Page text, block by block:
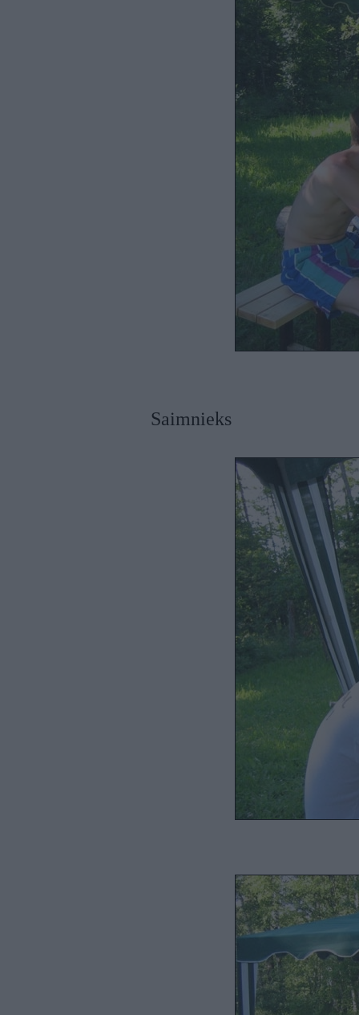
Saimnieks